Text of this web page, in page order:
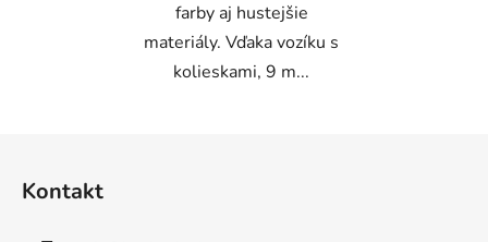
farby aj hustejšie
materiály. Vďaka vozíku s
kolieskami, 9 m...
Kontakt